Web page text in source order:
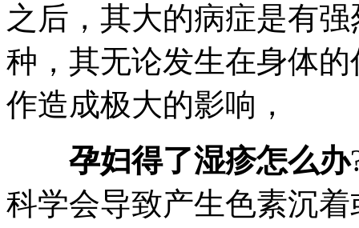
之后，其大的病症是有
种，其无论发生在身体
作造成极大的影响，
孕妇得了湿疹怎么办
科学会导致产生色素沉